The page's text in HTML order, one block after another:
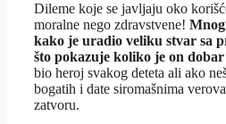
Dileme koje se javljaju oko
moralne nego zdravstvene!
kako je uradio veliku stvar sa
što pokazuje koliko je on dobar
bio heroj svakog deteta ali ako
bogatih i date siromašnima
zatvoru.